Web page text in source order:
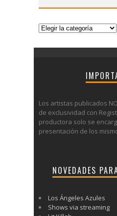
Categorías
Los artistas publicados
de exclusividad con
productora solo se
presentación de los
NOVEDADES
Los Ángeles Azules
Shows via streaming